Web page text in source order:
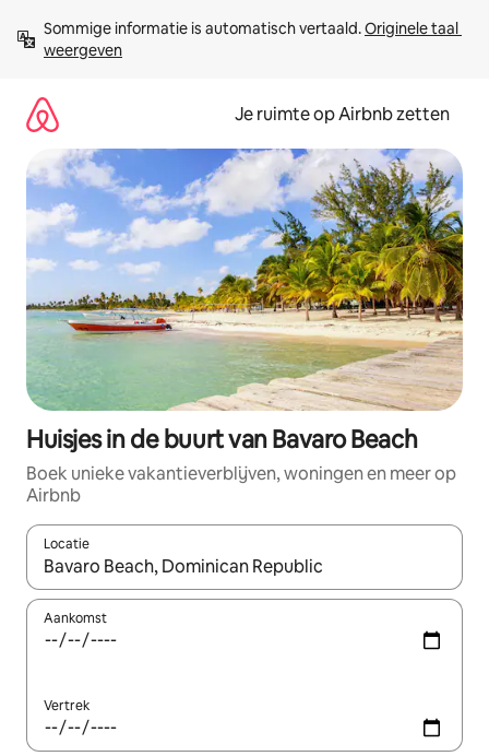
direct
naar
Sommige informatie is automatisch vertaald. Originele taal
weergeven
Je ruimte op Airbnb zetten
Huisjes in de buurt van Bavaro Beach
Boek unieke vakantieverblijven, woningen en meer op
Airbnb
Locatie
Wanneer er suggesties beschikbaar zijn, maak je een keuze
Aankomst
Vertrek